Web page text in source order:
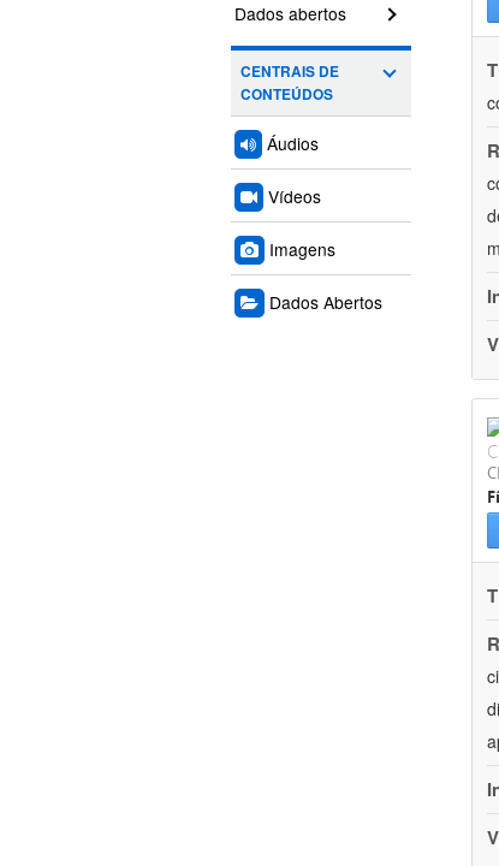
Dados abertos
CENTRAIS DE
CONTEÚDOS
Áudios
Vídeos
Imagens
Dados Abertos